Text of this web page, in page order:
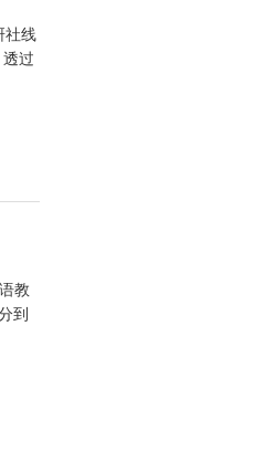
社线
过
教
到